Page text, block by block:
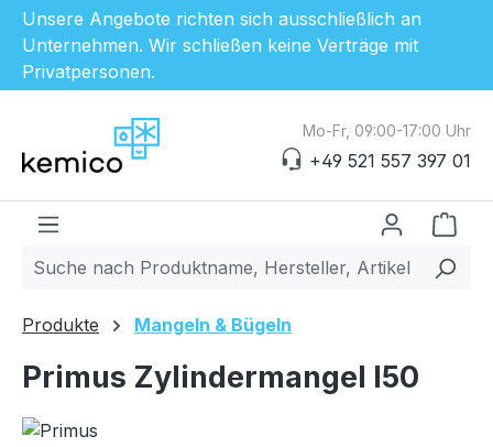
Unsere Angebote richten sich ausschließlich an
Unternehmen. Wir schließen keine Verträge mit
Privatpersonen.
Zum Hauptinhalt springen
Mo-Fr, 09:00-17:00 Uhr
+49 521 557 397 01
Produkte Mangeln & Bügeln
Primus Zylindermangel I50